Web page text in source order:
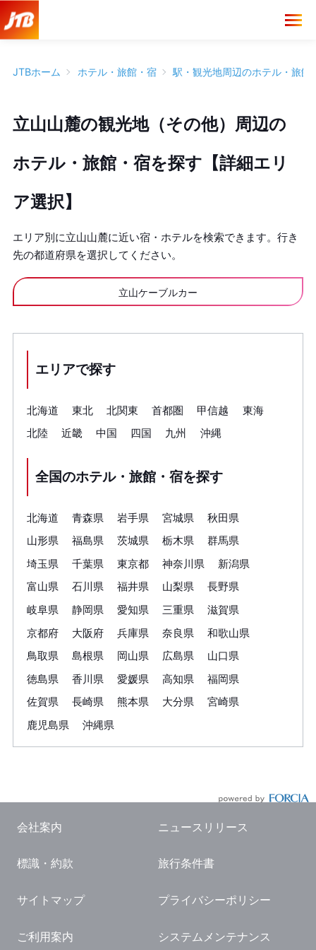
JTBホーム ホテル・旅館・宿 駅・観光地周辺のホテル・旅館
立山山麓の観光地（その他）周辺の
ホテル・旅館・宿を探す【詳細エリ
ア選択】
エリア別に立山山麓に近い宿・ホテルを検索できます。行き
先の都道府県を選択してください。
立山ケーブルカー
エリアで探す
北海道 東北 北関東 首都圏 甲信越
東海
北陸
近畿 中国 四国 九州 沖縄
全国のホテル・旅館・宿を探す
北海道 青森県 岩手県 宮城県
秋田県
山形県
福島県 茨城県 栃木県
群馬県
埼玉県
千葉県 東京都 神奈川県
新潟県
富山県
石川県 福井県 山梨県
長野県
岐阜県
静岡県 愛知県 三重県
滋賀県
京都府
大阪府 兵庫県 奈良県
和歌山県
鳥取県
島根県 岡山県 広島県
山口県
徳島県
香川県 愛媛県 高知県
福岡県
佐賀県
長崎県 熊本県 大分県
宮崎県
鹿児島県
沖縄県
会社案内 ニュースリリース
標識・約款 旅行条件書
サイトマップ プライバシーポリシー
ご利用案内 システムメンテナンス